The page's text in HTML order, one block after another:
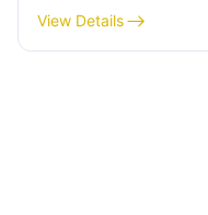
وتطبيقات الإضاءة
الداخلية الأخرى.
View Details